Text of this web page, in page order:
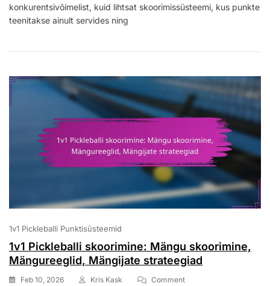
Skoorimise
Mängu
konkurentsivõimelist, kuid lihtsat skoorimissüsteemi, kus punkte
teenitakse ainult servides ning
1v1 Pickleballi Punktisüsteemid
1v1 Pickleballi skoorimine: Mängu skoorimine,
Mängureeglid, Mängijate strateegiad
Feb 10, 2026 Kris Kask CommentOn